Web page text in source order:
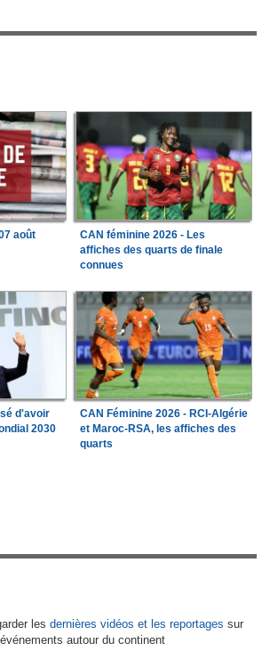
août
CAN féminine 2026 - Les
affiches des quarts de finale
connues
d'avoir
2030
CAN Féminine 2026 - RCI-Algérie
et Maroc-RSA, les affiches des
quarts
les dernières vidéos et les reportages sur
autour du continent